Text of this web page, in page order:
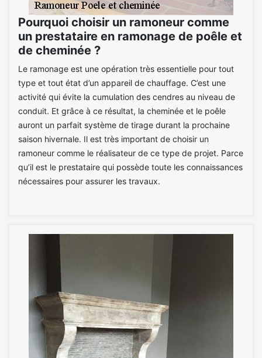
Pourquoi choisir un ramoneur comme
un prestataire en ramonage de poêle et
de cheminée ?
Le ramonage est une opération très essentielle pour tout
type et tout état d’un appareil de chauffage. C’est une
activité qui évite la cumulation des cendres au niveau de
conduit. Et grâce à ce résultat, la cheminée et le poêle
auront un parfait système de tirage durant la prochaine
saison hivernale. Il est très important de choisir un
ramoneur comme le réalisateur de ce type de projet. Parce
qu’il est le prestataire qui possède toute les connaissances
nécessaires pour assurer les travaux.